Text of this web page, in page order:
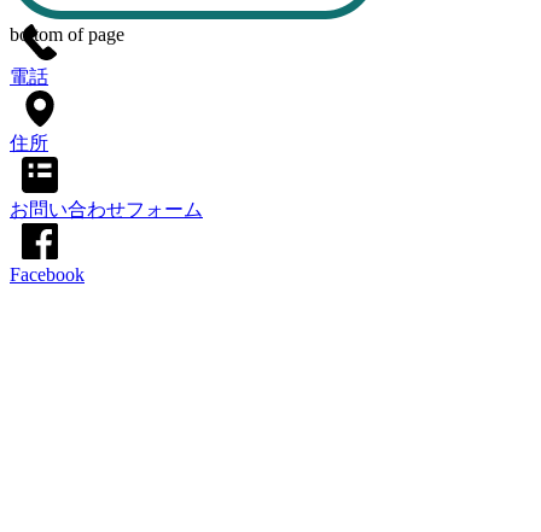
電話
住所
お問い合わせフォーム
Facebook
bottom of page